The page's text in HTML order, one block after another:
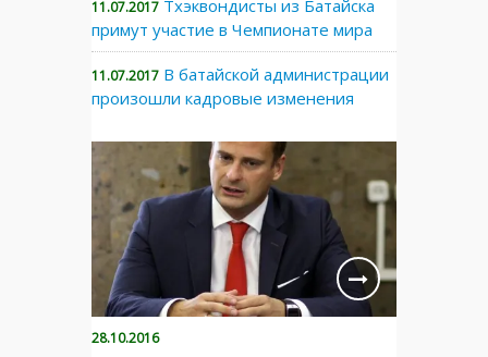
11.07.2017 Тхэквондисты из Батайска
примут участие в Чемпионате мира
11.07.2017 В батайской администрации
произошли кадровые изменения
28.10.2016